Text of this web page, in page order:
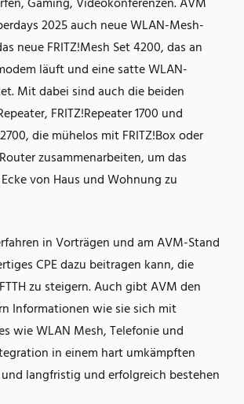
2025 auch neue WLAN-Mesh-
neue FRITZ!Mesh Set 4200, das an
läuft und eine satte WLAN-
Mit dabei sind auch die beiden
FRITZ!Repeater 1700 und
die mühelos mit FRITZ!Box oder
zusammenarbeiten, um das
von Haus und Wohnung zu
in Vorträgen und am AVM-Stand
CPE dazu beitragen kann, die
zu steigern. Auch gibt AVM den
Informationen wie sie sich mit
wie WLAN Mesh, Telefonie und
in einem hart umkämpften
langfristig und erfolgreich bestehen